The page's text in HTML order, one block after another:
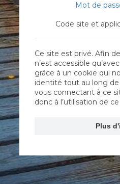
Mot de
Code site et
Ce site est privé. Afin
n’est accessible
grâce à un cookie qui
identité tout au long
vous connectant à ce
donc à l’utilisation de
Plus